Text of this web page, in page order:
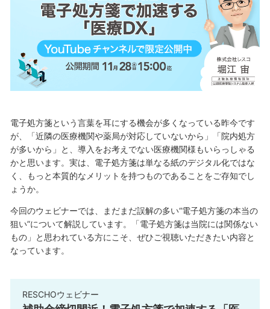
電子処方箋という言葉を耳にする機会が多くなっている昨今です
が、「近隣の医療機関や薬局が対応していないから」「院内処方
が多いから」と、導入をお考えでない医療機関様もいらっしゃる
かと思います。実は、電子処方箋は単なる紙のデジタル化ではな
く、もっと本質的なメリットを持つものであることをご存知でし
ょうか。
今回のウェビナーでは、まだまだ誤解の多い“電子処方箋の本当の
狙い”について解説しています。「電子処方箋は当院には関係ない
もの」と思われている方にこそ、ぜひご視聴いただきたい内容と
なっています。
RESCHOウェビナー